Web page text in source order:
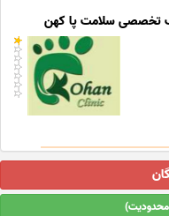
تخصصی سلامت پا کهن